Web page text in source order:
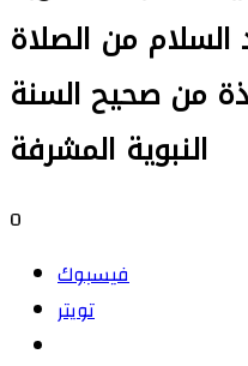
السلام من الصلاة
من صحيح السنة
النبوية المشرفة
0
فيسبوك
تويتر